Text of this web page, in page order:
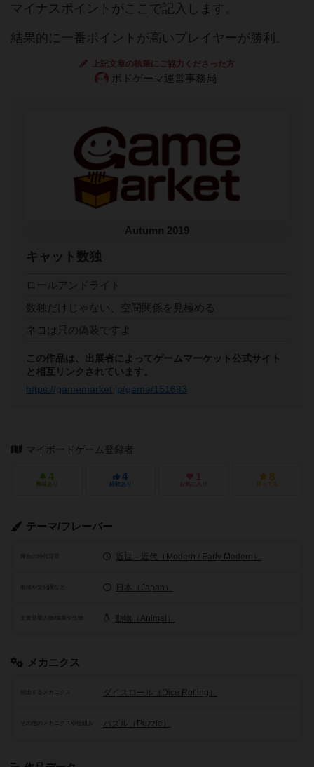
マイナスポイントがここで記入します。
結果的に一番ポイントが高いプレイヤーが勝利。
上記文章の執筆にご協力くださった方
ボドゲーマ運営事務局
Autumn 2019
キャット数独
ロールアンドライト
数独だけじゃない、空間関係を見極める
ネコは只の偽装ですよ
この作品は、出展者によってゲームマーケット公式サイト
と相互リンクされています。
https://gamemarket.jp/game/151693
マイボードゲーム登録者
4
興味あり
4
経験あり
1
お気に入り
8
持ってる
テーマ/フレーバー
舞台の時代背景 近世～近代（Modern / Early Modern）
地域や文化圏など 日本（Japan）
動物（Animal）
メカニクス
頻出するメカニクス ダイスロール（Dice Rolling）
その他のメカニクスや仕組み パズル（Puzzle）